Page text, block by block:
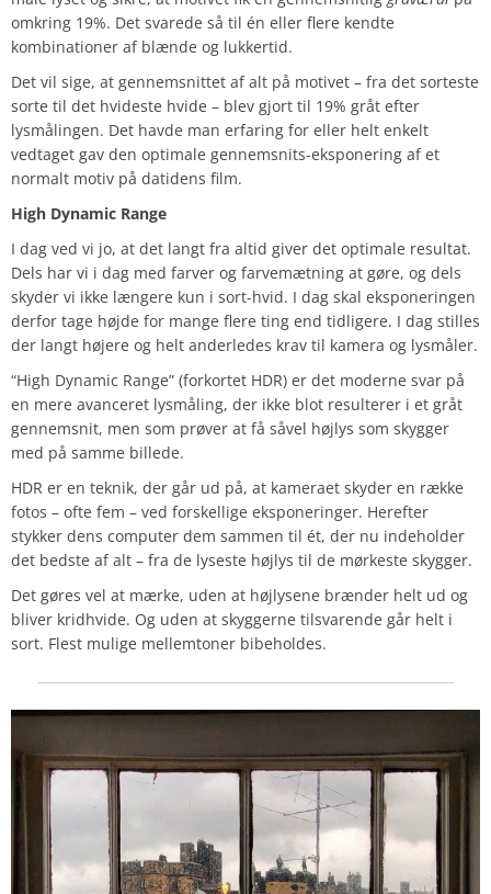
omkring 19%. Det svarede så til én eller flere kendte
kombinationer af blænde og lukkertid.
Det vil sige, at gennemsnittet af alt på motivet – fra det sorteste
sorte til det hvideste hvide – blev gjort til 19% gråt efter
lysmålingen. Det havde man erfaring for eller helt enkelt
vedtaget gav den optimale gennemsnits-eksponering af et
normalt motiv på datidens film.
High Dynamic Range
I dag ved vi jo, at det langt fra altid giver det optimale resultat.
Dels har vi i dag med farver og farvemætning at gøre, og dels
skyder vi ikke længere kun i sort-hvid. I dag skal eksponeringen
derfor tage højde for mange flere ting end tidligere. I dag stilles
der langt højere og helt anderledes krav til kamera og lysmåler.
“High Dynamic Range” (forkortet HDR) er det moderne svar på
en mere avanceret lysmåling, der ikke blot resulterer i et gråt
gennemsnit, men som prøver at få såvel højlys som skygger
med på samme billede.
HDR er en teknik, der går ud på, at kameraet skyder en række
fotos – ofte fem – ved forskellige eksponeringer. Herefter
stykker dens computer dem sammen til ét, der nu indeholder
det bedste af alt – fra de lyseste højlys til de mørkeste skygger.
Det gøres vel at mærke, uden at højlysene brænder helt ud og
bliver kridhvide. Og uden at skyggerne tilsvarende går helt i
sort. Flest mulige mellemtoner bibeholdes.